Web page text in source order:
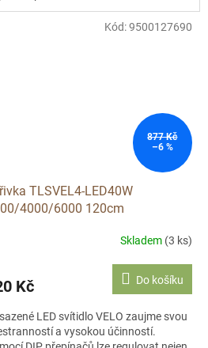
prostor. Životnost...
877 Kč
–6 %
TLSVEL4-LED40W
4000/6000 120cm
Skladem (3 ks)
Kč Do košíku
LED svítidlo VELO zaujme svou
a vysokou účinností.
Kód:9500127690